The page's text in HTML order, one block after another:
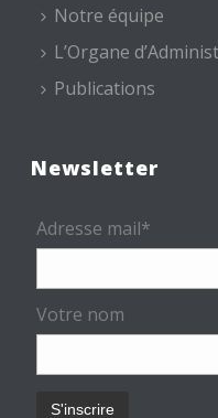
Notre équipe
L’Organe
Publications
Newsletter
Adresse mail*
Votre nom